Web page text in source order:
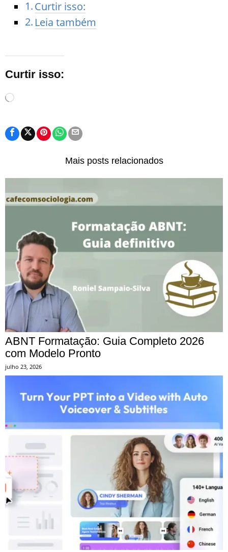
Curtir isso:
Leia também
Curtir isso:
Mais posts relacionados
ABNT Formatação: Guia Completo 2026
com Modelo Pronto
julho 23, 2026